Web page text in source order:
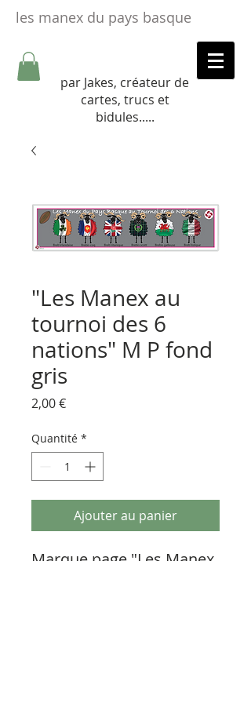
les manex du pays basque
par Jakes, créateur de
cartes, trucs et
bidules.....​
"Les Manex au
tournoi des 6
nations" M P fond
gris
2,00 €Prix
Quantité *
Ajouter au panier
Marque page "Les Manex